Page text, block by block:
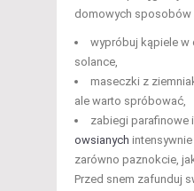
domowych sposobów
wypróbuj kąpiele w
solance,
maseczki z
ale warto spróbować,
zabiegi parafinowe
owsianych
zarówno paznokcie,
Przed snem zafunduj